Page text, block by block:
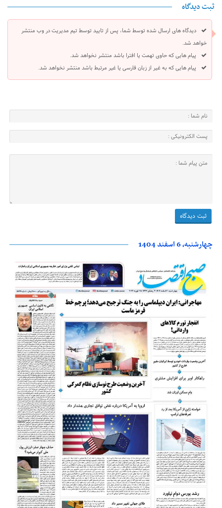
ثبت دیدگاه
دیدگاه های ارسال شده توسط شما، پس از تایید توسط تیم مدیریت در وب منتشر
خواهد شد.
پیام هایی که حاوی تهمت یا افترا باشد منتشر نخواهد شد.
پیام هایی که به غیر از زبان فارسی یا غیر مرتبط باشد منتشر نخواهد شد.
چهارشنبه، 6 اسفند 1404